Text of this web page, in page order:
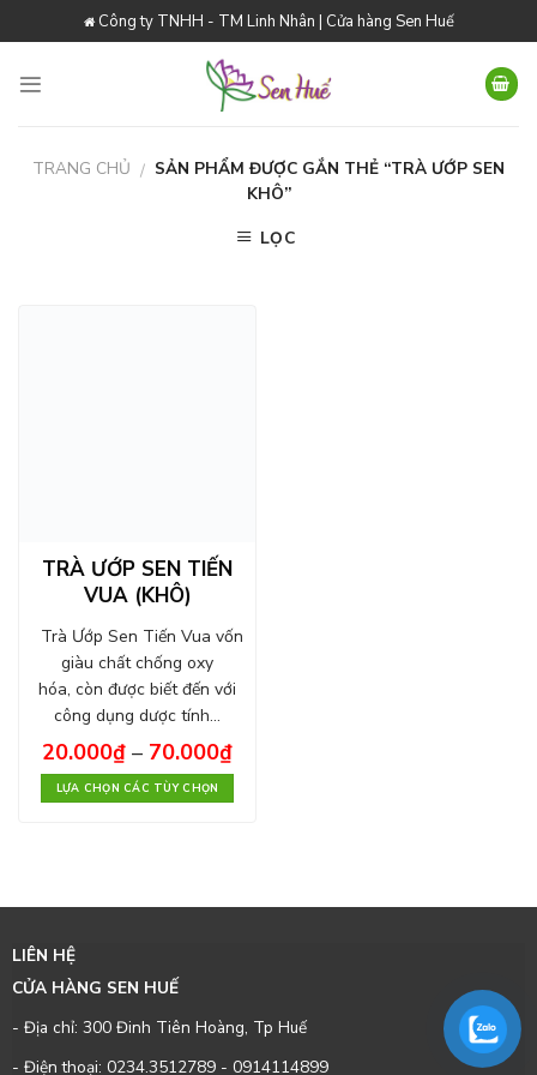
to
Công ty TNHH - TM Linh Nhân | Cửa hàng Sen Huế
TRANG CHỦ / SẢN PHẨM ĐƯỢC GẮN THẺ “TRÀ ƯỚP SEN
KHÔ”
LỌC
TRÀ ƯỚP SEN TIẾN
VUA (KHÔ)
Trà Ướp Sen Tiến Vua vốn
giàu chất chống oxy
hóa, còn được biết đến với
công dụng dược tính…
20.000₫ – 70.000₫
LỰA CHỌN CÁC TÙY CHỌN
LIÊN HỆ
CỬA HÀNG SEN HUẾ
- Địa chỉ: 300 Đinh Tiên Hoàng, Tp Huế
- Điện thoại: 0234.3512789- 0914114899